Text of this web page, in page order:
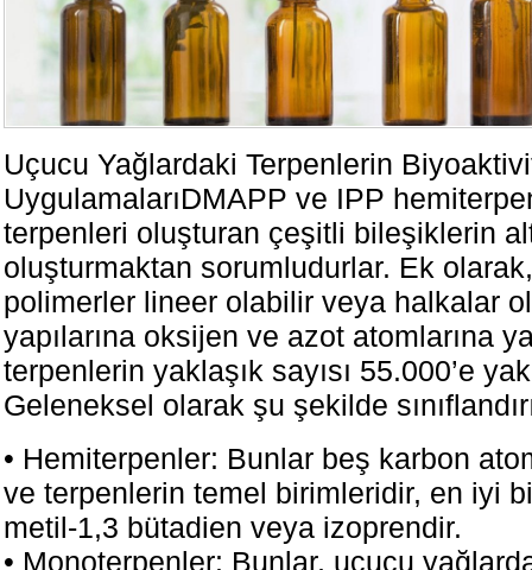
Uçucu Yağlardaki Terpenlerin
UygulamalarıDMAPP ve IPP
terpenleri oluşturan çeşitli bileşiklerin alt
oluşturmaktan sorumludurlar. Ek
polimerler lineer olabilir veya halkalar
yapılarına oksijen ve azot atomlarına
terpenlerin yaklaşık sayısı 55.000’e
Geleneksel olarak şu şekilde
• Hemiterpenler: Bunlar beş karbon
ve terpenlerin temel birimleridir, en iyi
metil-1,3 bütadien veya izoprendir.
• Monoterpenler: Bunlar, uçucu